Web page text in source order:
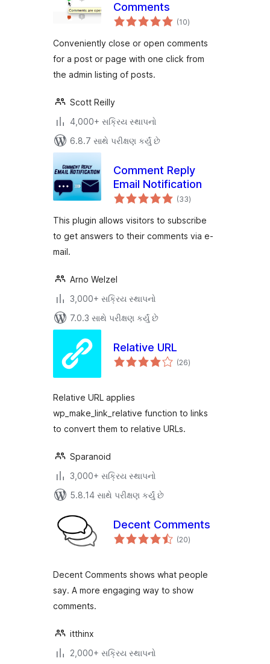
Comments
(10કુલ
રેટિંગ્સ
)
Conveniently close or open comments
for a post or page with one click from
the admin listing of posts.
Scott Reilly
4,000+ સક્રિય સ્થાપનો
6.8.7 સાથે પરીક્ષણ કર્યું છે
Comment Reply
Email Notification
(33કુલ
રેટિંગ્સ
)
This plugin allows visitors to subscribe
to get answers to their comments via e-
mail.
Arno Welzel
3,000+ સક્રિય સ્થાપનો
7.0.3 સાથે પરીક્ષણ કર્યું છે
Relative URL
(26કુલ
રેટિંગ્સ
)
Relative URL applies
wp_make_link_relative function to links
to convert them to relative URLs.
Sparanoid
3,000+ સક્રિય સ્થાપનો
5.8.14 સાથે પરીક્ષણ કર્યું છે
Decent Comments
(20કુલ
રેટિંગ્સ
)
Decent Comments shows what people
say. A more engaging way to show
comments.
itthinx
2,000+ સક્રિય સ્થાપનો